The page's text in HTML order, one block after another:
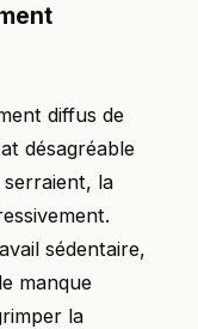
diffus de
désagréable
la
sédentaire,
manque
la